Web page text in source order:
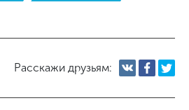
Расскажи друзьям: